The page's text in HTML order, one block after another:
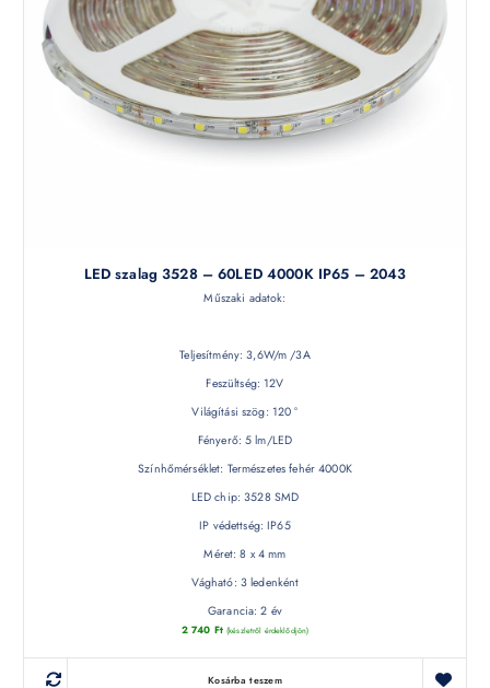
LED szalag 3528 – 60LED 4000K IP65 – 2043
Műszaki adatok:
Teljesítmény: 3,6W/m /3A
Feszültség: 12V
Világítási szög: 120 °
Fényerő: 5 lm/LED
Színhőmérséklet: Természetes fehér 4000K
LED chip: 3528 SMD
IP védettség: IP65
Méret: 8 x 4 mm
Vágható: 3 ledenként
Garancia: 2 év
2 740 Ft (készletről érdeklődjön)
Kosárba teszem